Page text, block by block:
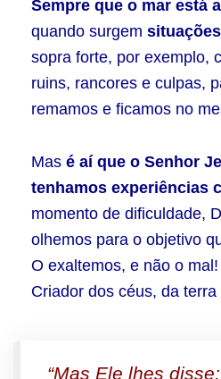
Sempre que o mar está
quando surgem
sopra forte, por exemplo,
ruins, rancores e culpas,
remamos e ficamos no
Mas é aí que o Senhor
tenhamos experiências
momento de dificuldade,
olhemos para o objetivo
O exaltemos, e não o
Criador dos céus, da terra
“Mas Ele lhes disse: